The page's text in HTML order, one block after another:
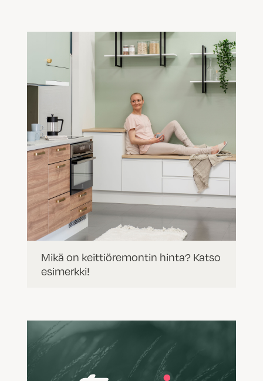
Mikä on keittiöremontin hinta? Katso
esimerkki!